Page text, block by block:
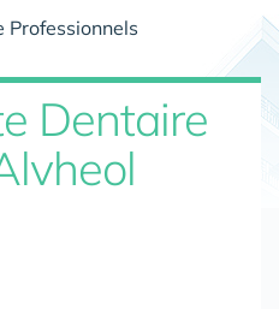
Professionnels
Dentaire